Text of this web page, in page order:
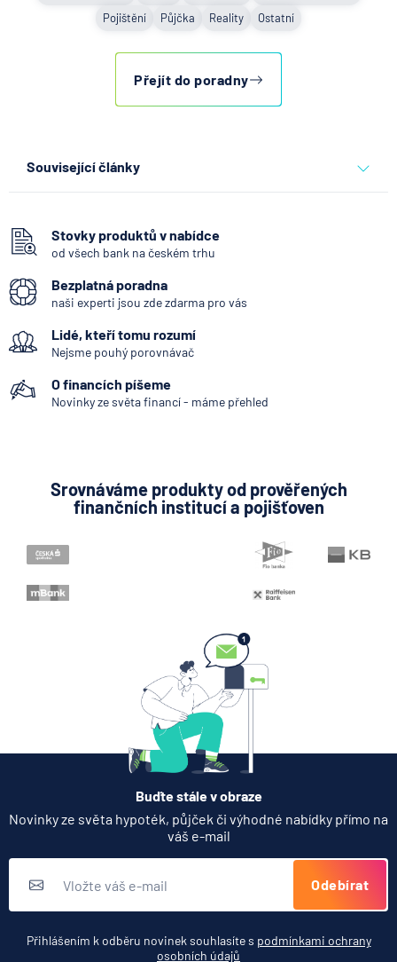
Pojištění
Půjčka Reality Ostatní
Přejít do poradny
Související články
přímo v Partners App
5.8.2026 Daně
Jak dnes vykládat výsledky
zátěžových testů ČNB
Banka
Zobrazit všechny články
Stovky produktů v nabídce
od všech bank na českém trhu
Bezplatná poradna
naši experti jsou zde zdarma pro vás
Lidé, kteří tomu rozumí
Nejsme pouhý porovnávač
O financích píšeme
Novinky ze světa financí - máme přehled
Srovnáváme produkty od prověřených
finančních institucí a pojišťoven
Buďte stále v obraze
Novinky ze světa hypoték, půjček či výhodné nabídky přímo na
váš e-mail
Odebírat
Přihlášením k odběru novinek souhlasíte s podmínkami ochrany
osobních údajů